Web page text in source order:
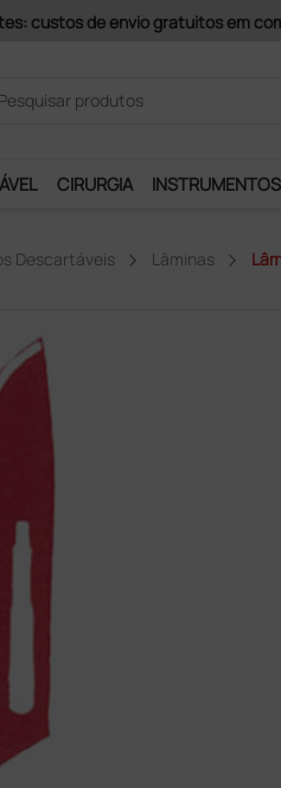
Pagamentos Seguros e
CIRURGIA INSTRUMENTOS
Descartáveis Lâminas